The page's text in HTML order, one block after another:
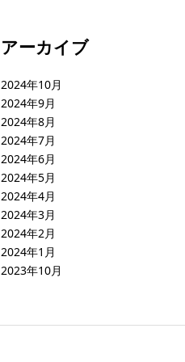
アーカイブ
2024年10月
2024年9月
2024年8月
2024年7月
2024年6月
2024年5月
2024年4月
2024年3月
2024年2月
2024年1月
2023年10月